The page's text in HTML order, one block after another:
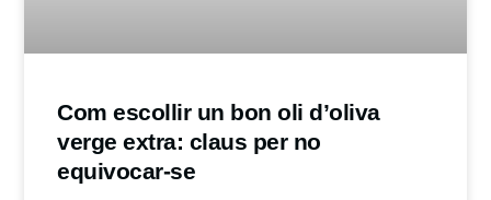
Com escollir un bon oli d’oliva
verge extra: claus per no
equivocar-se